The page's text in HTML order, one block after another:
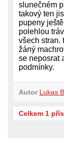
slunečném
takový ten
pupeny
polehlou
všech stran.
žáný
se neposrat
podmínky.
Autor Lukas B.
Celkem 1